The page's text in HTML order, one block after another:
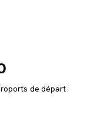
de départ